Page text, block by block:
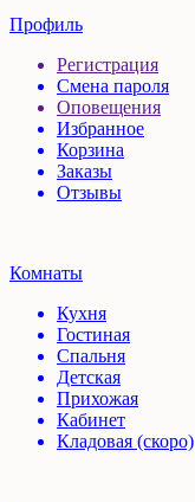
Профиль
Регистрация
Смена пароля
Оповещения
Избранное
Корзина
Заказы
Отзывы
Комнаты
Кухня
Гостиная
Спальня
Детская
Прихожая
Кабинет
Кладовая (скоро)